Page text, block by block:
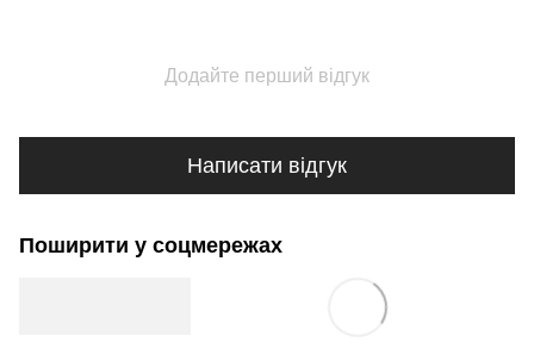
Додайте перший відгук
Написати відгук
Поширити у соцмережах